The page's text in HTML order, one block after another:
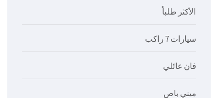
الأكثر طلباً
سيارات 7 راكب
فان عائلي
ميني باص